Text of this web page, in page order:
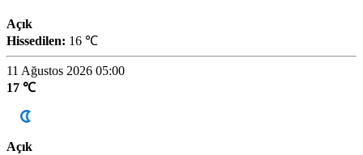
Açık
Hissedilen: 16 ℃
11 Ağustos 2026 05:00
17 ℃
Açık